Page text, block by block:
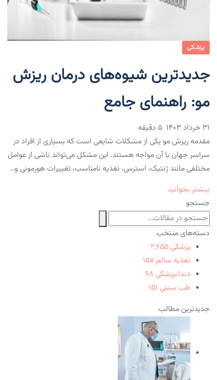
پزشکی
جدیدترین شیوه‌های درمان ریزش
مو: راهنمای جامع
۳۱ خرداد ۱۴۰۳
مقدمه ریزش مو یکی از مشکلات شایعی است که بسیاری از افراد در
سراسر جهان با آن مواجه هستند. این مشکل می‌تواند ناشی از عوامل
مختلفی مانند ژنتیک، استرس، تغذیه نامناسب، تغییرات هورمونی و…
بیشتر بخوانید
جستجو
دسته‌های منتخب
پزشکی ۲,۶۵۵
تغذیه سالم ۱۵۷
دندانپزشکی ۶۸
طب سنتی ۱۵۱
جدیدترین مطالب